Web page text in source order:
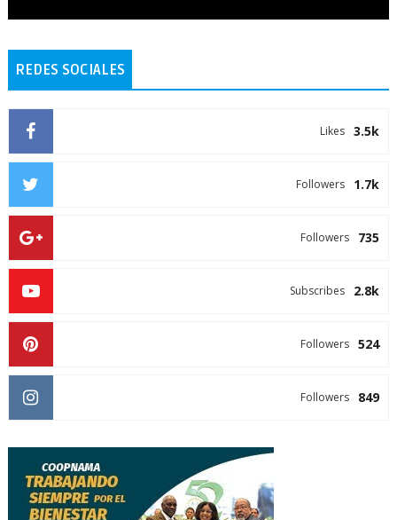
REDES SOCIALES
3.5k
Likes
1.7k
Followers
735
Followers
2.8k
Subscribes
524
Followers
849
Followers